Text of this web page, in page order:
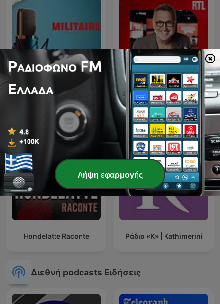
Militaire.gr Les Grosses Têtes
Hondelatte Raconte Ράδιο «Κ» | Kathimerini
Διεθνή podcasts Ειδήσεις
Λήψη εφαρμογής